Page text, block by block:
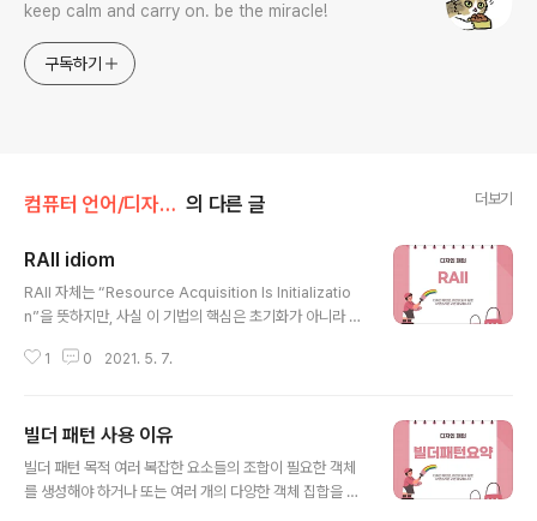
keep calm and carry on. be the miracle!
구독하기
컴퓨터 언어/디자인패턴 의 다른 글 더보기
RAII idiom
RAII 자체는 “Resource Acquisition Is Initializatio
n”을 뜻하지만, 사실 이 기법의 핵심은 초기화가 아니라 파
기 위해 객체가 쓰이는 스코프를 벗어나면 자원을 해제해
당한 자원은 자신의 스코프(Scope)가 끝나면 메모리가
해제되며 소멸자(Destructor)가 불린다는 원리를 이용한
것이다. - 스택 되감기(Stack Unwinding) 애매한 용어 h
1 0 2021. 5. 7.
빌더 패턴 사용 이유
빌더 패턴 목적 여러 복잡한 요소들의 조합이 필요한 객체
를 생성해야 하거나 또는 여러 개의 다양한 객체 집합을 생